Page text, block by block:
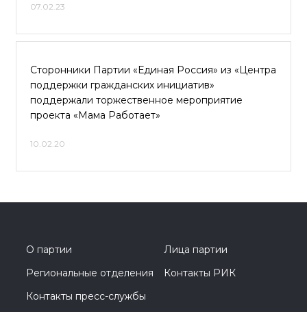
07.02.23
Сторонники Партии «Единая Россия» из «Центра
поддержки гражданских инициатив»
поддержали торжественное мероприятие
проекта «Мама Работает»
10.02.20
О партии
Лица партии
Региональные отделения
Контакты РИК
Контакты пресс-службы